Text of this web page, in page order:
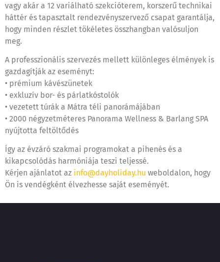
vagy akár a 12 variálható szekcióterem, korszerű technikai
háttér és tapasztalt rendezvényszervező csapat garantálja,
hogy minden részlet tökéletes összhangban valósuljon
meg.
A professzionális szervezés mellett különleges élmények is
gazdagítják az eseményt:
• prémium kávészünetek
• exkluzív bor- és párlatkóstolók
• vezetett túrák a Mátra téli panorámájában
• 2000 négyzetméteres Panorama Wellness & Barlang SPA
nyújtotta feltöltődés
Így az évzáró szakmai programokat a pihenés és a
kikapcsolódás harmóniája teszi teljessé.
Kérjen ajánlatot az info@dayholiday.hu weboldalon, hogy
Ön is vendégként élvezhesse saját eseményét.